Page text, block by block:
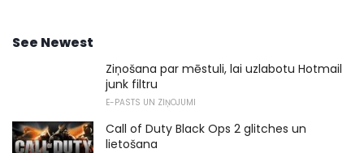
See Newest
Ziņošana par mēstuli, lai uzlabotu Hotmail
junk filtru
E-PASTS UN ZIŅOJUMI
Call of Duty Black Ops 2 glitches un
lietošana